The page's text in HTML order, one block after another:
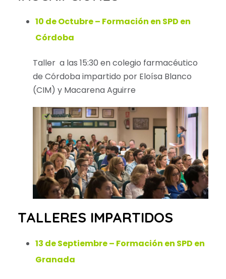
10 de Octubre – Formación en SPD en
Córdoba
Taller a las 15:30 en colegio farmacéutico
de Córdoba impartido por Eloísa Blanco
(CIM) y Macarena Aguirre
TALLERES IMPARTIDOS
13 de Septiembre – Formación en SPD en
Granada